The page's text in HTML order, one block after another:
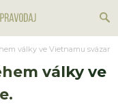
války ve Vietnamu
války ve